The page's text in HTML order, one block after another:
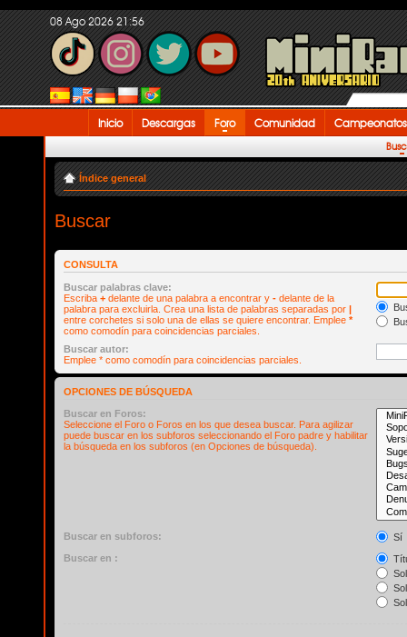
08 Ago 2026 21:56
Inicio Descargas Foro Comunidad Campeonatos
Índice general
Buscar
CONSULTA
Buscar palabras clave:
Escriba + delante de una palabra a encontrar y - delante de la
palabra para excluirla. Crea una lista de palabras separadas por |
entre corchetes si solo una de ellas se quiere encontrar. Emplee *
como comodín para coincidencias parciales.
Buscar autor:
Emplee * como comodín para coincidencias parciales.
OPCIONES DE BÚSQUEDA
Buscar en Foros:
Seleccione el Foro o Foros en los que desea buscar. Para agilizar
puede buscar en los subforos seleccionando el Foro padre y habilitar
la búsqueda en los subforos (en Opciones de búsqueda).
Buscar en subforos:
Sí
Buscar en :